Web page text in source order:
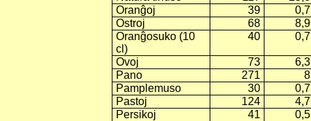
Oranĝoj
39
0,7
Ostroj
68
8,9
Oranĝosuko (10
cl)
40 0,7
Ovoj 73
6,3
Pano
271
8
Pamplemuso
30
0,7
Pastoj
124
4,7
Persikoj
41
0,5